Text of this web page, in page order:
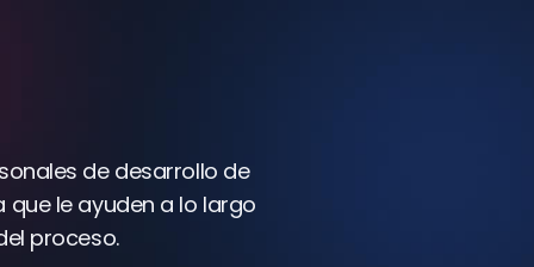
de desarrollo de
le ayuden a lo largo
proceso.